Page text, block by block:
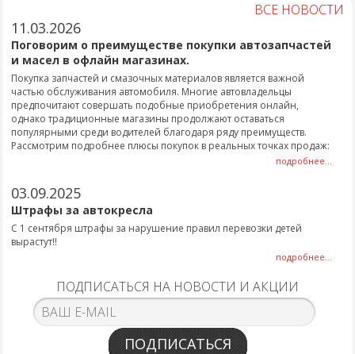
ВСЕ НОВОСТИ
11.03.2026
Поговорим о преимуществе покупки автозапчастей
и масел в офлайн магазинах.
Покупка запчастей и смазочных материалов является важной
частью обслуживания автомобиля. Многие автовладельцы
предпочитают совершать подобные приобретения онлайн,
однако традиционные магазины продолжают оставаться
популярными среди водителей благодаря ряду преимуществ.
Рассмотрим подробнее плюсы покупок в реальных точках продаж:
подробнее...
03.09.2025
Штрафы за автокресла
С 1 сентября штрафы за нарушение правил перевозки детей
вырастут!!
подробнее...
ПОДПИСАТЬСЯ НА НОВОСТИ И АКЦИИ
ПОДПИСАТЬСЯ